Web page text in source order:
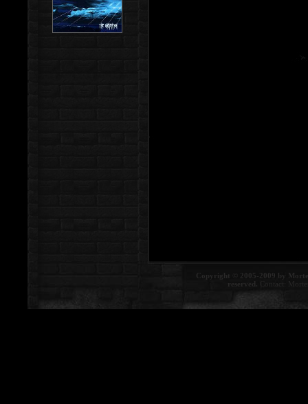
Copyright © 2005-2009 by
reserved. Contact: